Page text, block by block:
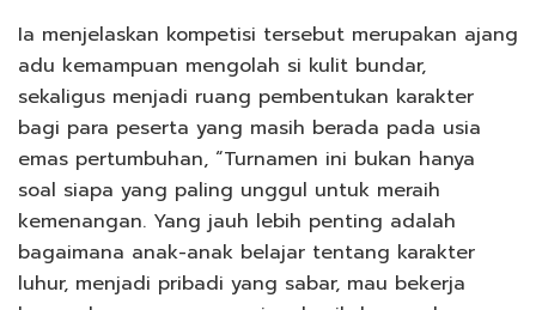
Ia menjelaskan kompetisi tersebut merupakan ajang
adu kemampuan mengolah si kulit bundar,
sekaligus menjadi ruang pembentukan karakter
bagi para peserta yang masih berada pada usia
emas pertumbuhan, “Turnamen ini bukan hanya
soal siapa yang paling unggul untuk meraih
kemenangan. Yang jauh lebih penting adalah
bagaimana anak-anak belajar tentang karakter
luhur, menjadi pribadi yang sabar, mau bekerja